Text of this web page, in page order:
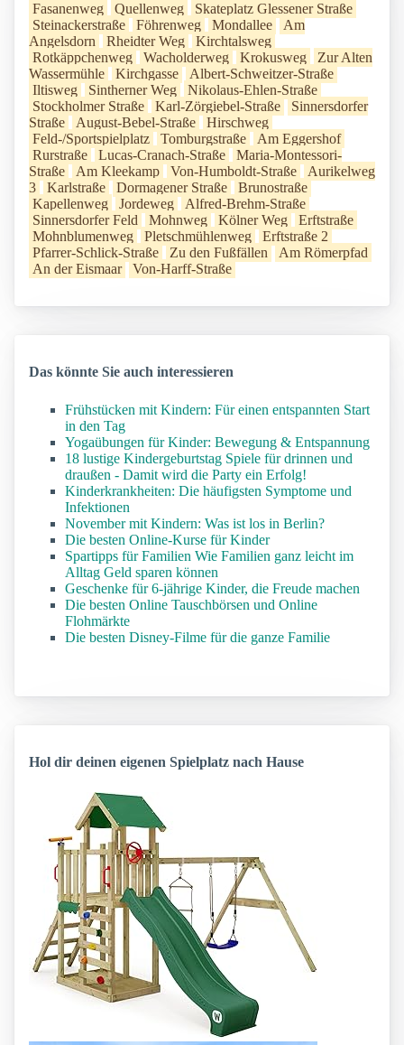
Fasanenweg Quellenweg
Skateplatz Glessener Straße
Steinackerstraße
Föhrenweg Mondallee
Am
Angelsdorn
Rheidter Weg
Kirchtalsweg
Rotkäppchenweg
Wacholderweg Krokusweg
Zur Alten
Wassermühle
Kirchgasse
Albert-Schweitzer-Straße
Iltisweg
Sintherner Weg
Nikolaus-Ehlen-Straße
Stockholmer Straße
Karl-Zörgiebel-Straße
Sinnersdorfer
Straße
August-Bebel-Straße
Hirschweg
Feld-/Sportspielplatz
Tomburgstraße
Am Eggershof
Rurstraße
Lucas-Cranach-Straße
Maria-Montessori-
Straße
Am Kleekamp Von-Humboldt-Straße
Aurikelweg
3
Karlstraße Dormagener Straße
Brunostraße
Kapellenweg
Jordeweg
Alfred-Brehm-Straße
Sinnersdorfer Feld
Mohnweg Kölner Weg
Erftstraße
Mohnblumenweg
Pletschmühlenweg
Erftstraße 2
Pfarrer-Schlick-Straße
Zu den Fußfällen
Am Römerpfad
An der Eismaar
Von-Harff-Straße
Das könnte Sie auch interessieren
Frühstücken mit Kindern: Für einen entspannten Start
in den Tag
Yogaübungen für Kinder: Bewegung & Entspannung
18 lustige Kindergeburtstag Spiele für drinnen und
draußen - Damit wird die Party ein Erfolg!
Kinderkrankheiten: Die häufigsten Symptome und
Infektionen
November mit Kindern: Was ist los in Berlin?
Die besten Online-Kurse für Kinder
Spartipps für Familien Wie Familien ganz leicht im
Alltag Geld sparen können
Geschenke für 6-jährige Kinder, die Freude machen
Die besten Online Tauschbörsen und Online
Flohmärkte
Die besten Disney-Filme für die ganze Familie
Hol dir deinen eigenen Spielplatz nach Hause